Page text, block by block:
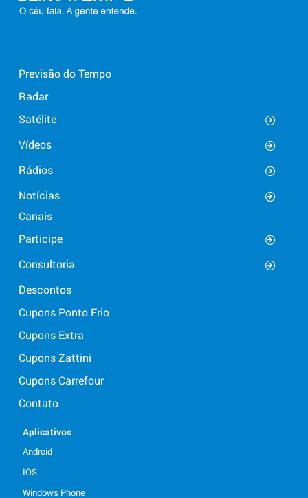
Previsão do Tempo
Radar
Satélite
Vídeos
Rádios
Notícias
Canais
Participe
Consultoria
Descontos
Cupons Ponto Frio
Cupons Extra
Cupons Zattini
Cupons Carrefour
Contato
Aplicativos
Android
IOS
Windows Phone